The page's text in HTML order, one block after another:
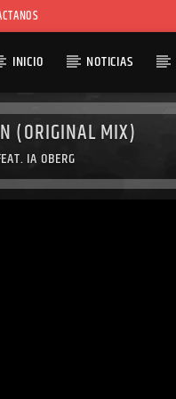
INICIO NOTICIAS
(ORIGINAL MIX)
IA ÖBERG